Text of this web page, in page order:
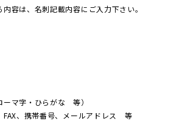
容は、名刺記載内容にご入力下さい。
ーマ字・ひらがな 等）
FAX、携帯番号、メールアドレス 等